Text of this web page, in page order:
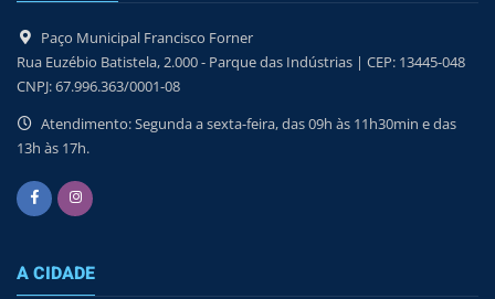
Paço Municipal Francisco Forner
Rua Euzébio Batistela, 2.000 - Parque das Indústrias | CEP: 13445-048
CNPJ: 67.996.363/0001-08
Atendimento: Segunda a sexta-feira, das 09h às 11h30min e das
13h às 17h.
A CIDADE